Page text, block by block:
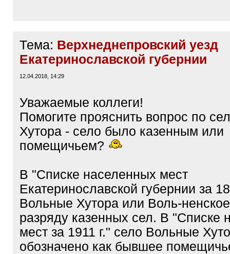
Тема: Верхнеднепровский уезд
Екатеринославской губернии
12.04.2018, 14:29
Уважаемые коллеги!
Помогите прояснить вопрос по
Хутора - село было казенным или
помещичьем?
В "Списке населенных мест
Екатеринославской губернии за
Вольные Хутора или Воль-ненское
разряду казенных сел. В "Списке
мест за 1911 г." село Вольные
обозначено как бывшее